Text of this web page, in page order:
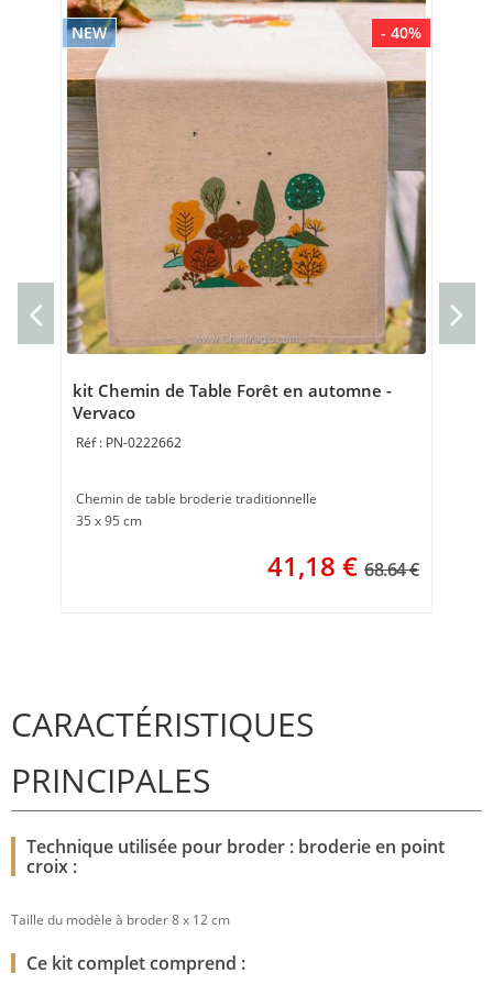
- 40%
NEW
kit Chemin de Table Forêt en automne -
Vervaco
PN-0222662
Chemin de table broderie traditionnelle
35 x 95 cm
41,18 € 68.64 €
CARACTÉRISTIQUES
PRINCIPALES
Technique utilisée pour broder : broderie en point
croix :
Taille du modèle à broder 8 x 12 cm
Ce kit complet comprend :